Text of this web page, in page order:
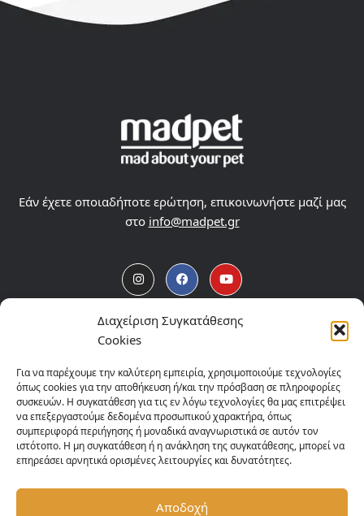
Διαχείριση Συγκατάθεσης
Cookies
Για να παρέχουμε την καλύτερη εμπειρία, χρησιμοποιούμε τεχνολογίες
όπως cookies για την αποθήκευση ή/και την πρόσβαση σε πληροφορίες
συσκευών. Η συγκατάθεση για τις εν λόγω τεχνολογίες θα μας επιτρέψει
να επεξεργαστούμε δεδομένα προσωπικού χαρακτήρα, όπως
συμπεριφορά περιήγησης ή μοναδικά αναγνωριστικά σε αυτόν τον
ιστότοπο. Η μη συγκατάθεση ή η ανάκληση της συγκατάθεσης, μπορεί να
επηρεάσει αρνητικά ορισμένες λειτουργίες και δυνατότητες.
Αποδοχή
Εάν έχετε οποιαδήποτε ερώτηση, επικοινωνήστε μαζί μας
στο info@madpet.gr
Προϊόντα Madpet
Προφίλ
Τα Νέα μας
Επικοινωνία